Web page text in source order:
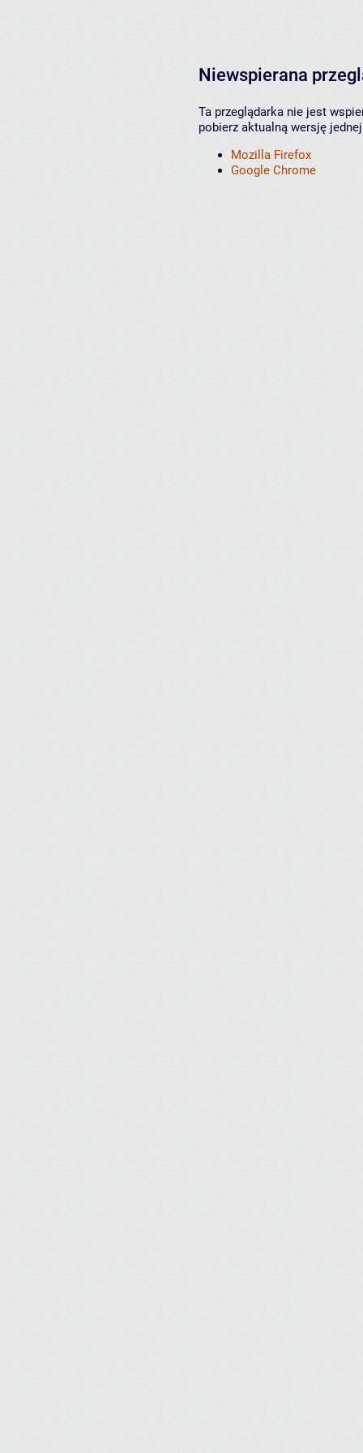
Niewspierana
Ta przeglądarka nie jest
pobierz aktualną wersję
Mozilla Firefox
Google Chrome